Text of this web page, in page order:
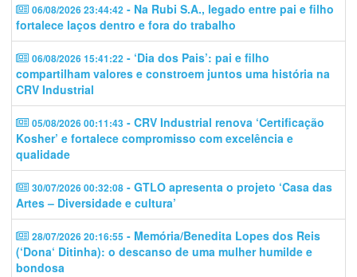
06/08/2026 23:44:42 - Na Rubi S.A., legado entre pai e filho
fortalece laços dentro e fora do trabalho
06/08/2026 15:41:22 - ‘Dia dos Pais’: pai e filho
compartilham valores e constroem juntos uma história na
CRV Industrial
05/08/2026 00:11:43 - CRV Industrial renova ‘Certificação
Kosher’ e fortalece compromisso com excelência e
qualidade
30/07/2026 00:32:08 - GTLO apresenta o projeto ‘Casa das
Artes – Diversidade e cultura’
28/07/2026 20:16:55 - Memória/Benedita Lopes dos Reis
(‘Dona‘ Ditinha): o descanso de uma mulher humilde e
bondosa